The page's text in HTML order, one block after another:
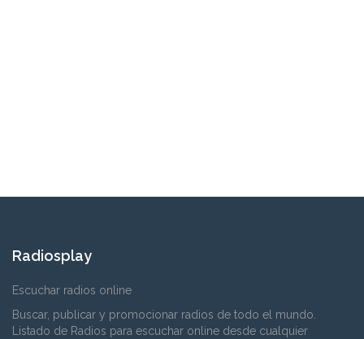
Radiosplay
Escuchar radios online
Buscar, publicar y promocionar radios de todo el mundo.
Listado de Radios para escuchar online desde cualquier